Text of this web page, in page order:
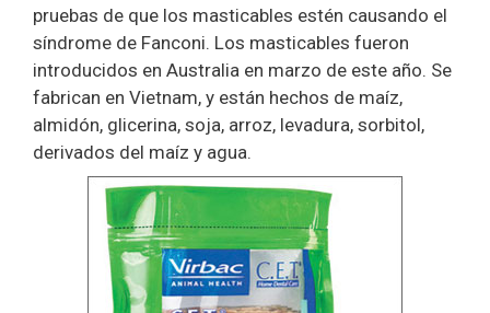
pruebas de que los masticables estén causando el
síndrome de Fanconi. Los masticables fueron
introducidos en Australia en marzo de este año. Se
fabrican en Vietnam, y están hechos de maíz,
almidón, glicerina, soja, arroz, levadura, sorbitol,
derivados del maíz y agua.